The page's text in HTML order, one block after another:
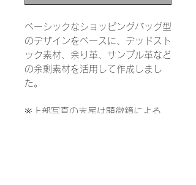
ベーシックなショッピングバッグ型
のデザインをベースに、デッドスト
ック素材、余り革、サンプル革など
の余剰素材を活用して作成しまし
た。
※上部写真の末尾は顕微鏡による